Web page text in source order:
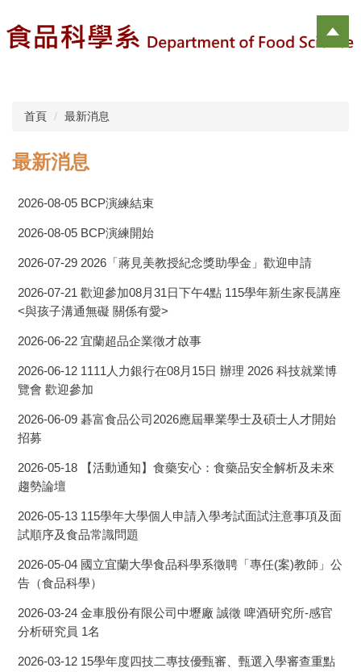
到
主
首頁 最新消息
最新消息
2026-08-05 BCP演練結束
2026-08-05 BCP演練開始
2026-07-29 2026「蔣見美教授紀念獎助學金」歡迎申請
2026-07-21 歡迎參加08月31日下午4點 115學年新生家長講座
<與孩子溝通無礙 關係有愛>
2026-06-22 宜蘭超品企業徵才啟事
2026-06-12 1111人力銀行在08月15日 辦理 2026 科技就業博
覽會 歡迎參加
2026-06-09 碁富食品公司2026應屆畢業學士及碩士人才開始
招募
2026-05-18
【活動通知】食藥安心：食藥品安全解析及未來
趨勢論壇
2026-05-13 115學年大學個人申請入學考試面試注意事項及面
試順序及食品常識問題
2026-05-04 國立宜蘭大學食品科學系徵聘「專任(案)教師」公
告（食品科學）
2026-03-24 金車股份有限公司中壢廠 誠徵 啤酒研究所-感官
分析研究員 1名
2026-03-12 15學年度四技二專技優甄審、甄選入學審查重點